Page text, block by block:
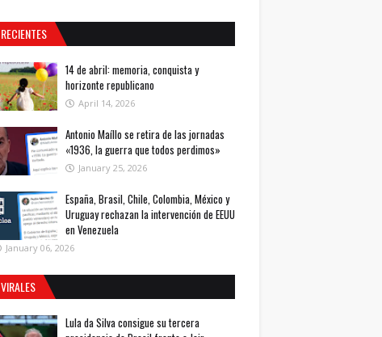
RECIENTES
14 de abril: memoria, conquista y
horizonte republicano
April 14, 2026
Antonio Maíllo se retira de las jornadas
«1936, la guerra que todos perdimos»
January 25, 2026
España, Brasil, Chile, Colombia, México y
Uruguay rechazan la intervención de EEUU
en Venezuela
January 06, 2026
VIRALES
Lula da Silva consigue su tercera